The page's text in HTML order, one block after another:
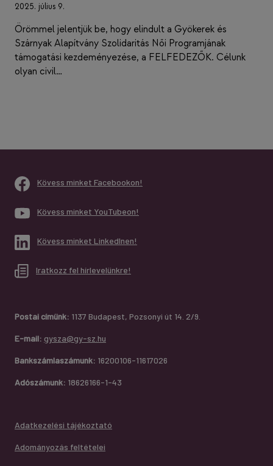
2025. július 9.
Örömmel jelentjük be, hogy elindult a Gyökerek és
Szárnyak Alapítvány Szolidaritás Női Programjának
támogatási kezdeményezése, a FELFEDEZŐK. Célunk
olyan civil…
Kövess minket Facebookon!
Kövess minket YouTubeon!
Kövess minket LinkedInen!
Iratkozz fel hírlevelünkre!
Postai címünk: 1137 Budapest, Pozsonyi út 14. 2/9.
E-mail: gysza@gy-sz.hu
Bankszámlaszámunk: 16200106-11617026
Adószámunk: 18626166-1-43
Adatkezelési tájékoztató
Adományozás feltételei